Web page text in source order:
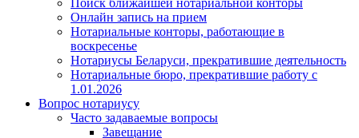
Онлайн запись на прием
Нотариальные конторы, работающие в
воскресенье
Нотариусы Беларуси, прекратившие деятельность
Нотариальные бюро, прекратившие работу с
1.01.2026
Вопрос нотариусу
Часто задаваемые вопросы
Завещание